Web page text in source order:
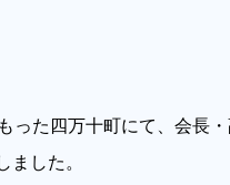
った四万十町にて、会長
ました。